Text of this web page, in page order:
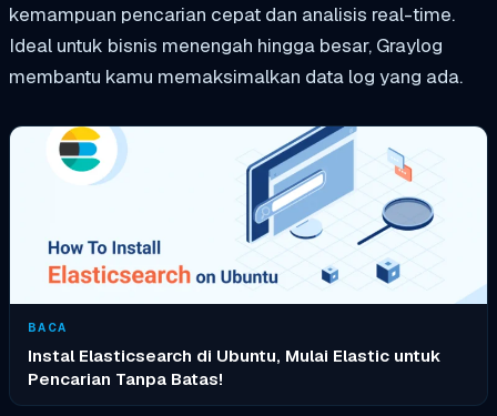
kemampuan pencarian cepat dan analisis real-time.
Ideal untuk bisnis menengah hingga besar, Graylog
membantu kamu memaksimalkan data log yang ada.
BACA
Instal Elasticsearch di Ubuntu, Mulai Elastic untuk
Pencarian Tanpa Batas!